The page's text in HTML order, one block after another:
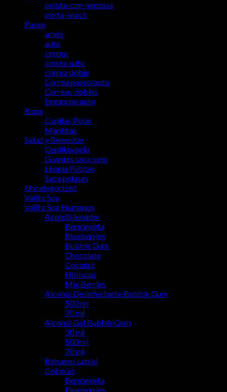
pelota-con-ventosa
porta-snack
Paseo
arnés
auto
correa
correa auto
correa doble
Correa paseo/auto
Correas dobles
Enganche auto
Ropa
Capitas Polar
Mantitas
Salud y Bienestar
Cepillos pelo
Guantes saca pelo
Limpia Patitas
Saca pelusas
Uncategorized
Valito Spa
Valito Spa Humanos
Acondicionador
Bergamota
Blueberries
Bubble Gum
Chocolate
Coconut
Hibiscus
Mix Berries
Alcohol Desinfectante Bubble Gum
500 ml
70 ml
Alcohol Gel Bubble Gum
30 ml
500 ml
70 ml
Bálsamo Labial
Colonias
Bergamota
Blueberries